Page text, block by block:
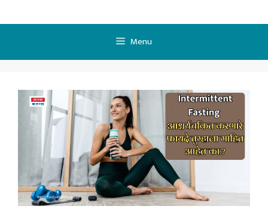
to
Menu